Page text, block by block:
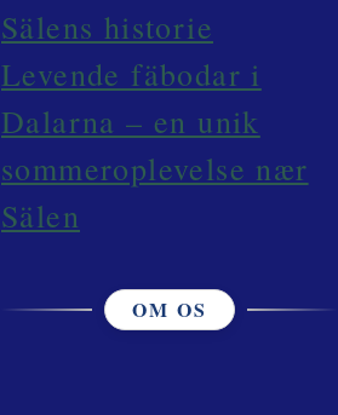
Sälens historie
Levende fäbodar i
Dalarna – en unik
sommeroplevelse nær
Sälen
OM OS